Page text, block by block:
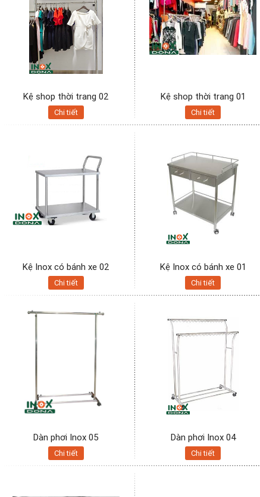
Kệ shop thời trang 02
Chi tiết
Kệ shop thời trang 01
Chi tiết
Kệ Inox có bánh xe 02
Chi tiết
Kệ Inox có bánh xe 01
Chi tiết
Dàn phơi Inox 05
Chi tiết
Dàn phơi Inox 04
Chi tiết